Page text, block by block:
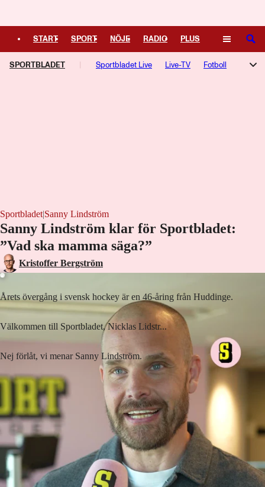
START SPORT NÖJE RADIO PLUS
TIPSA KULTUR LEDARE
SÖK
SPORTBLADET Sportbladet Live Live-TV Fotboll
Sportbladet|Sanny Lindström
Sanny Lindström klar för Sportbladet:
”Vad ska mamma säga?”
Kristoffer Bergström
Laddar ...
Årets övergång i svensk hockey är en 46-åring från Huddinge.
Välkommen till Sportbladet, Nicklas Lidstr...
Nej förlåt, vi menar Sanny Lindström.